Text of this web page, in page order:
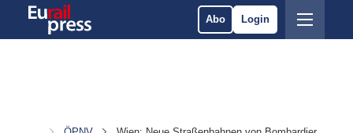
Abo Login